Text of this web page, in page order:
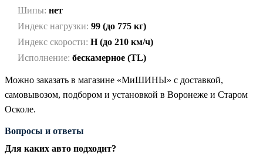
Шипы: нет
Индекс нагрузки: 99 (до 775 кг)
Индекс скорости: H (до 210 км/ч)
Исполнение: бескамерное (TL)
Можно заказать в магазине «МиШИНЫ» с доставкой,
самовывозом, подбором и установкой в Воронеже и Старом
Осколе.
Вопросы и ответы
Для каких авто подходит?